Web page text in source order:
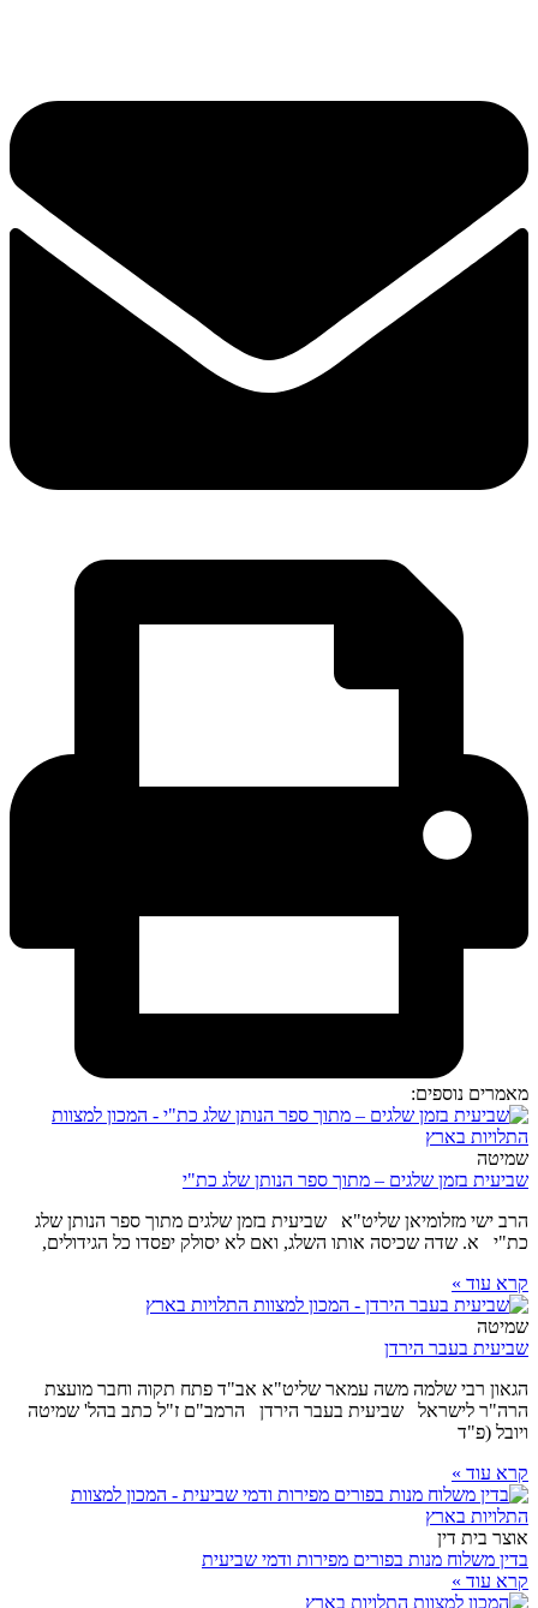
מאמרים נוספים:
שמיטה
שביעית בזמן שלגים – מתוך ספר הנותן שלג כת"י
הרב ישי מזלומיאן שליט"א שביעית בזמן שלגים מתוך ספר הנותן שלג
כת"י א. שדה שכיסה אותו השלג, ואם לא יסולק יפסדו כל הגידולים,
קרא עוד »
שמיטה
שביעית בעבר הירדן
הגאון רבי שלמה משה עמאר שליט"א אב"ד פתח תקוה וחבר מועצת
הרה"ר לישראל שביעית בעבר הירדן הרמב"ם ז"ל כתב בהל' שמיטה
ויובל (פ"ד
קרא עוד »
אוצר בית דין
בדין משלוח מנות בפורים מפירות ודמי שביעית
קרא עוד »